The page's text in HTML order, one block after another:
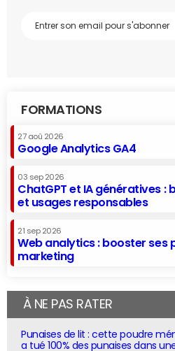
FORMATIONS
27 aoû 2026
Google Analytics GA4
03 sep 2026
ChatGPT et IA génératives :
et usages responsables
21 sep 2026
Web analytics : booster ses
marketing
À NE PAS RATER
Punaises de lit : cette poudre
a tué 100% des punaises dans